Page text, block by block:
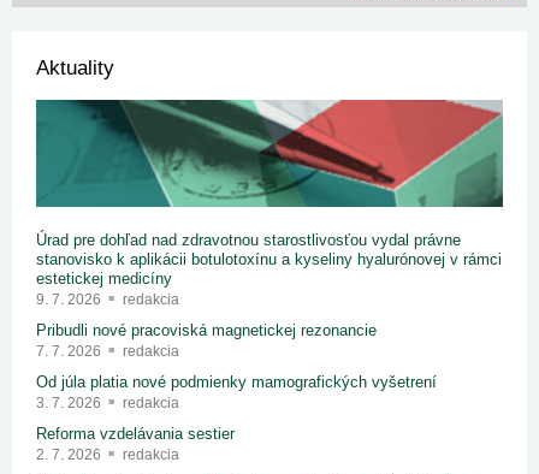
Aktuality
Úrad pre dohľad nad zdravotnou starostlivosťou vydal právne
stanovisko k aplikácii botulotoxínu a kyseliny hyalurónovej v rámci
estetickej medicíny
9. 7. 2026 redakcia
Pribudli nové pracoviská magnetickej rezonancie
7. 7. 2026 redakcia
Od júla platia nové podmienky mamografických vyšetrení
3. 7. 2026 redakcia
Reforma vzdelávania sestier
2. 7. 2026 redakcia